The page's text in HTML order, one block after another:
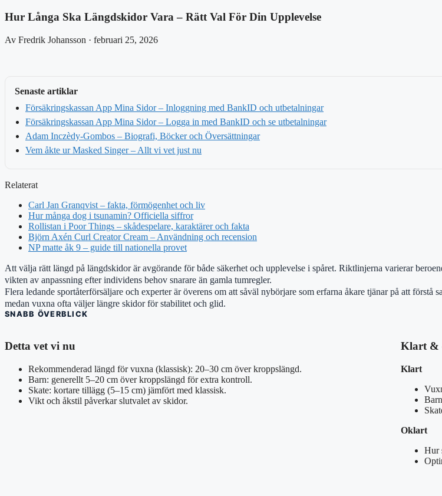
Hur Långa Ska Längdskidor Vara – Rätt Val För Din Upplevelse
Av Fredrik Johansson · februari 25, 2026
Senaste artiklar
Försäkringskassan App Mina Sidor – Inloggning med BankID och utbetalningar
Försäkringskassan App Mina Sidor – Logga in med BankID och se utbetalningar
Adam Inczèdy-Gombos – Biografi, Böcker och Översättningar
Vem åkte ur Masked Singer – Allt vi vet just nu
Relaterat
Carl Jan Granqvist – fakta, förmögenhet och liv
Hur många dog i tsunamin? Officiella siffror
Rollistan i Poor Things – skådespelare, karaktärer och fakta
Björn Axén Curl Creator Cream – Användning och recension
NP matte åk 9 – guide till nationella provet
Att välja rätt längd på längdskidor är avgörande för både säkerhet och upplevelse i spåret. Riktlinjerna varierar
vikten av anpassning efter individens behov snarare än gamla tumregler.
Flera ledande sportåterförsäljare och experter är överens om att såväl nybörjare som erfarna åkare tjänar på att
medan vuxna ofta väljer längre skidor för stabilitet och glid.
SNABB ÖVERBLICK
Detta vet vi nu
Rekommenderad längd för vuxna (klassisk): 20–30 cm över kroppslängd.
Barn: generellt 5–20 cm över kroppslängd för extra kontroll.
Skate: kortare tillägg (5–15 cm) jämfört med klassisk.
Vikt och åkstil påverkar slutvalet av skidor.
Klart &
Klart
Oklart
Hur